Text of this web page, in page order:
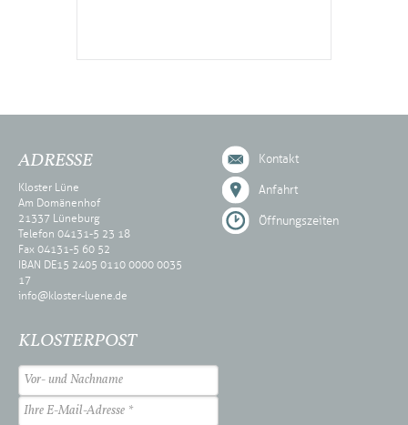
ADRESSE
Kloster Lüne
Am Domänenhof
21337 Lüneburg
Telefon 04131-5 23 18
Fax 04131-5 60 52
IBAN DE15 2405 0110 0000 0035
17
info@kloster-luene.de
Kontakt
Anfahrt
Öffnungszeiten
KLOSTERPOST